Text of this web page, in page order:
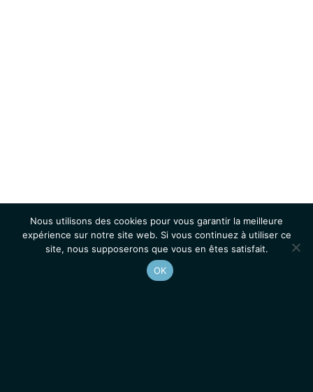
Nous utilisons des cookies pour vous garantir la meilleure
expérience sur notre site web. Si vous continuez à utiliser ce
site, nous supposerons que vous en êtes satisfait.
OK